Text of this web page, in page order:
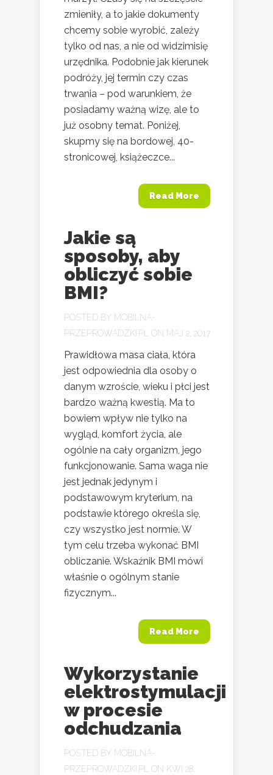
zmieniły, a to jakie dokumenty
chcemy sobie wyrobić, zależy
tylko od nas, a nie od widzimisię
urzędnika. Podobnie jak kierunek
podróży, jej termin czy czas
trwania – pod warunkiem, że
posiadamy ważną wizę, ale to
już osobny temat. Poniżej,
skupmy się na bordowej, 40-
stronicowej, książeczce...
Read More
Jakie są
sposoby, aby
obliczyć sobie
BMI?
POSTED BY MOBILNA-
PRZEPROWADZKI.PL
ON MAJ 2, 2017
Prawidłowa masa ciała, która
jest odpowiednia dla osoby o
danym wzroście, wieku i płci jest
bardzo ważną kwestią. Ma to
bowiem wpływ nie tylko na
wygląd, komfort życia, ale
ogólnie na cały organizm, jego
funkcjonowanie. Sama waga nie
jest jednak jedynym i
podstawowym kryterium, na
podstawie którego określa się,
czy wszystko jest normie. W
tym celu trzeba wykonać BMI
obliczanie. Wskaźnik BMI mówi
właśnie o ogólnym stanie
fizycznym...
Read More
Wykorzystanie
elektrostymulacji
w procesie
odchudzania
POSTED BY MOBILNA-
PRZEPROWADZKI.PL
ON KWI 28,